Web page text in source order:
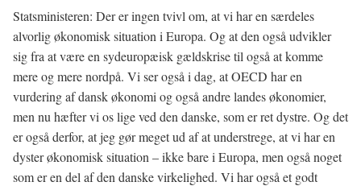
Statsministeren: Der er ingen tvivl om, at vi har en særdeles
alvorlig økonomisk situation i Europa. Og at den også udvikler
sig fra at være en sydeuropæisk gældskrise til også at komme
mere og mere nordpå. Vi ser også i dag, at OECD har en
vurdering af dansk økonomi og også andre landes økonomier,
men nu hæfter vi os lige ved den danske, som er ret dystre. Og det
er også derfor, at jeg gør meget ud af at understrege, at vi har en
dyster økonomisk situation – ikke bare i Europa, men også noget
som er en del af den danske virkelighed. Vi har også et godt